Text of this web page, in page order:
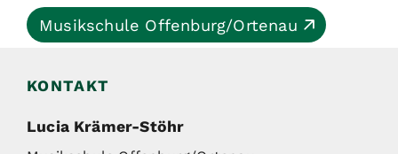
Musikschule Offenburg/Ortenau
KONTAKT
Lucia Krämer-Stöhr